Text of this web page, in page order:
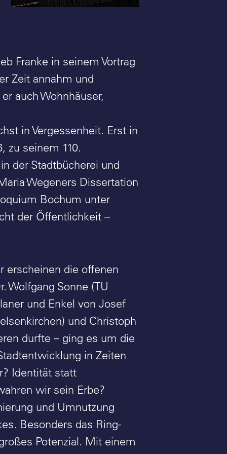
Franke in seinem Vortrag
Zeit annahm und
auch Wohnhäuser,
in Vergessenheit. Erst in
zu seinem 110.
der Stadtbücherei und
Wegeners Dissertation
Bochum unter
der Öffentlichkeit –
erscheinen die offenen
Wolfgang Sonne (TU
und Enkel von Josef
und Christoph
durfte – ging es um die
in Zeiten
Identität statt
wir sein Erbe?
und Umnutzung
Besonders das Ring-
Potenzial. Mit einem